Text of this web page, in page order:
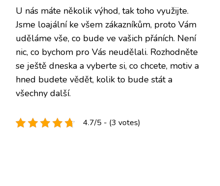
U nás máte několik výhod, tak toho využijte.
Jsme loajální ke všem zákazníkům, proto Vám
uděláme vše, co bude ve vašich přáních. Není
nic, co bychom pro Vás neudělali. Rozhodněte
se ještě dneska a vyberte si, co chcete, motiv a
hned budete vědět, kolik to bude stát a
všechny další.
4.7/5 - (3 votes)